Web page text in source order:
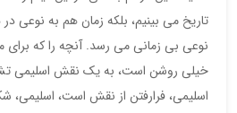
تاریخ می بینیم، بلکه زمان هم به نوعی
نوعی بی زمانی می رسد. آنچه را که برای
خیلی روشن است، به یک نقش اسلیمی
اسلیمی، فرارفتن از نقش است،